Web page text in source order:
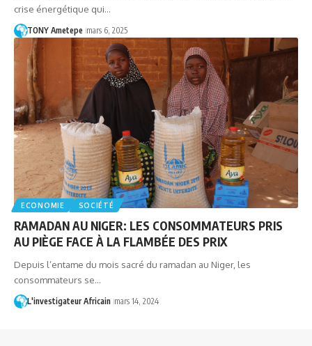
crise énergétique qui…
TONY Ametepe mars 6, 2025
ECONOMIE SOCIÉTÉ
RAMADAN AU NIGER: LES CONSOMMATEURS PRIS
AU PIÈGE FACE À LA FLAMBÉE DES PRIX
Depuis l’entame du mois sacré du ramadan au Niger, les
consommateurs se…
L'investigateur Africain mars 14, 2024